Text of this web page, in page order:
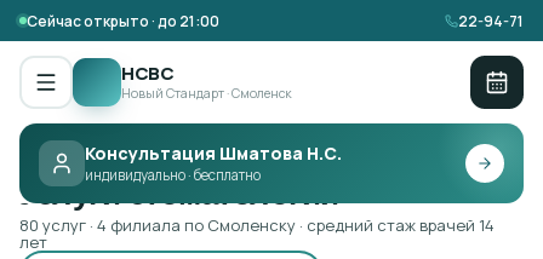
Сейчас открыто · до 21:00 22-94-71
НСВС
Новый Стандарт · Смоленск
Консультация Шматова Н.С.
индивидуально · бесплатно
Главная ·Услуги
Услуги стоматологии
80 услуг · 4 филиала по Смоленску · средний стаж врачей 14
лет